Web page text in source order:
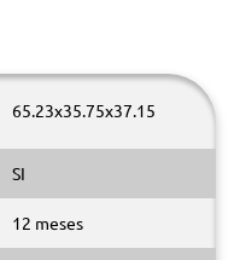
65.23x35.75x37.15
SI
12 meses